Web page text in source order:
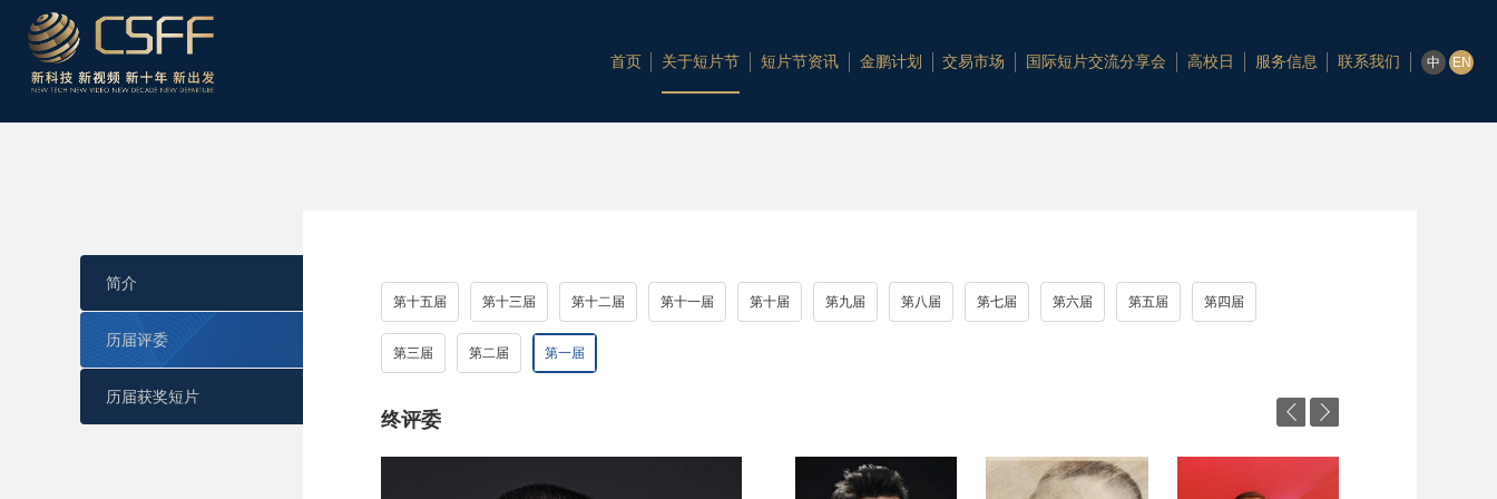
首页 关于短片节 短片节资讯 金鹏计划 交易市场 国际短片交流分享会 高校日 服务信息 联系我们 中 EN
简介
历届评委
历届获奖短片
第十五届 第十三届 第十二届 第十一届 第十届 第九届 第八届 第七届 第六届 第五届 第四届
第三届 第二届 第一届
终评委